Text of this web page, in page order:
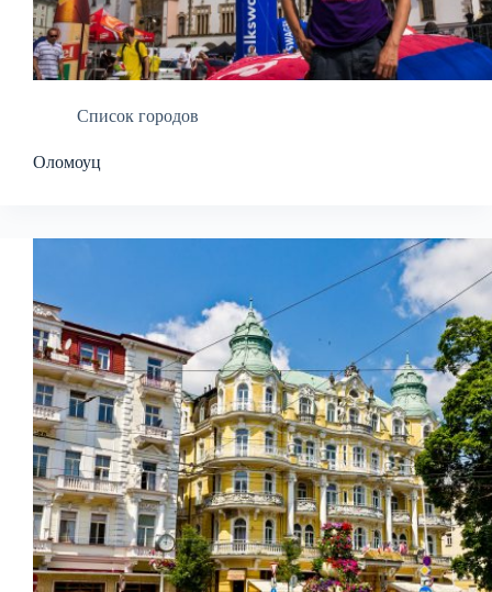
Список городов
Оломоуц